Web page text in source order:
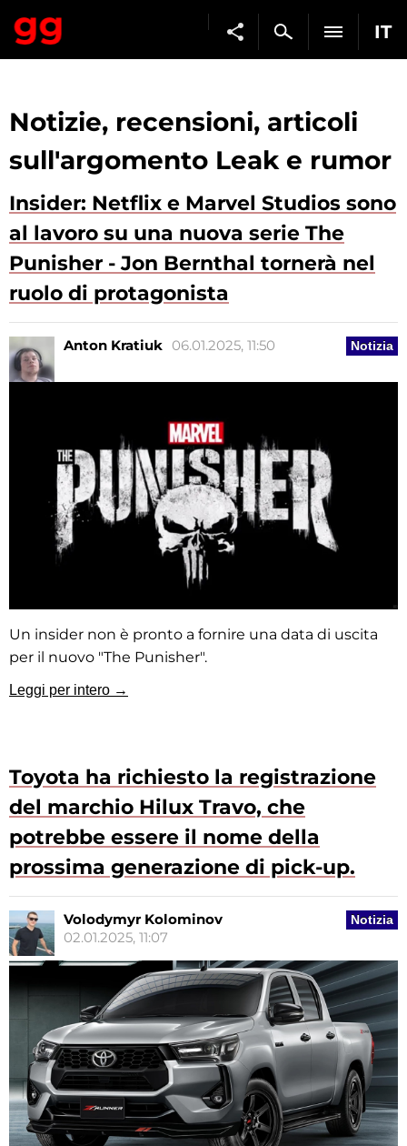
IT
Notizie, recensioni, articoli
sull'argomento Leak e rumor
Insider: Netflix e Marvel Studios sono
al lavoro su una nuova serie The
Punisher - Jon Bernthal tornerà nel
ruolo di protagonista
Notizia
Anton Kratiuk 06.01.2025, 11:50
Un insider non è pronto a fornire una data di uscita
per il nuovo "The Punisher".
Leggi per intero →
Toyota ha richiesto la registrazione
del marchio Hilux Travo, che
potrebbe essere il nome della
prossima generazione di pick-up.
Notizia
Volodymyr Kolominov
02.01.2025, 11:07